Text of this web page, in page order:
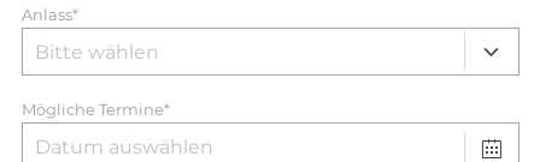
Anlass*
Mögliche Termine*